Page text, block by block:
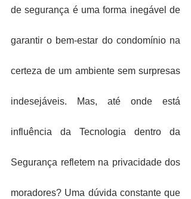
de segurança é uma forma inegável de
garantir o bem-estar do condomínio na
certeza de um ambiente sem surpresas
indesejáveis. Mas, até onde está
influência da Tecnologia dentro da
Segurança refletem na privacidade dos
moradores? Uma dúvida constante que